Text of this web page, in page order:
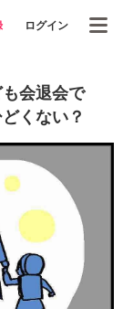
ログイン
会退会で
くない？